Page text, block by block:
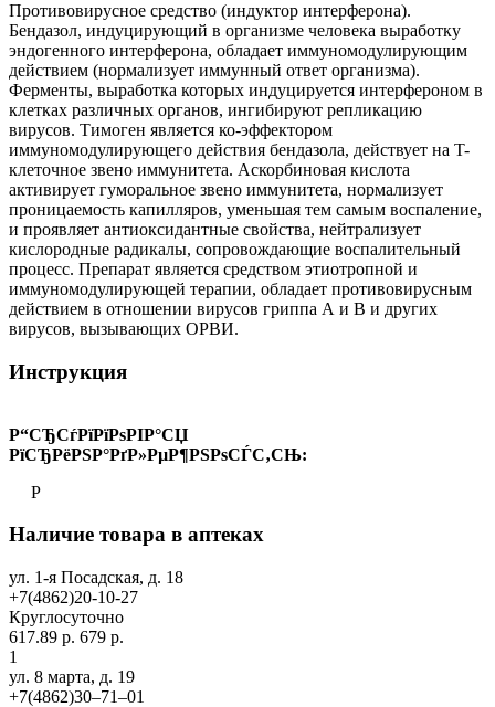
Противовирусное средство (индуктор интерферона).
Бендазол, индуцирующий в организме человека выработку
эндогенного интерферона, обладает иммуномодулирующим
действием (нормализует иммунный ответ организма).
Ферменты, выработка которых индуцируется интерфероном в
клетках различных органов, ингибируют репликацию
вирусов. Тимоген является ко-эффектором
иммуномодулирующего действия бендазола, действует на T-
клеточное звено иммунитета. Аскорбиновая кислота
активирует гуморальное звено иммунитета, нормализует
проницаемость капилляров, уменьшая тем самым воспаление,
и проявляет антиоксидантные свойства, нейтрализует
кислородные радикалы, сопровождающие воспалительный
процесс. Препарат является средством этиотропной и
иммуномодулирующей терапии, обладает противовирусным
действием в отношении вирусов гриппа А и В и других
вирусов, вызывающих ОРВИ.
Инструкция
Р“СЂСѓРїРїРѕРІР°СЏ
РїСЂРёРЅР°РґР»РµР¶РЅРѕСЃС‚СЊ:
Р
Наличие товара в аптеках
ул. 1-я Посадская, д. 18
+7(4862)20-10-27
Круглосуточно
617.89 р. 679 р.
1
ул. 8 марта, д. 19
+7(4862)30‒71‒01